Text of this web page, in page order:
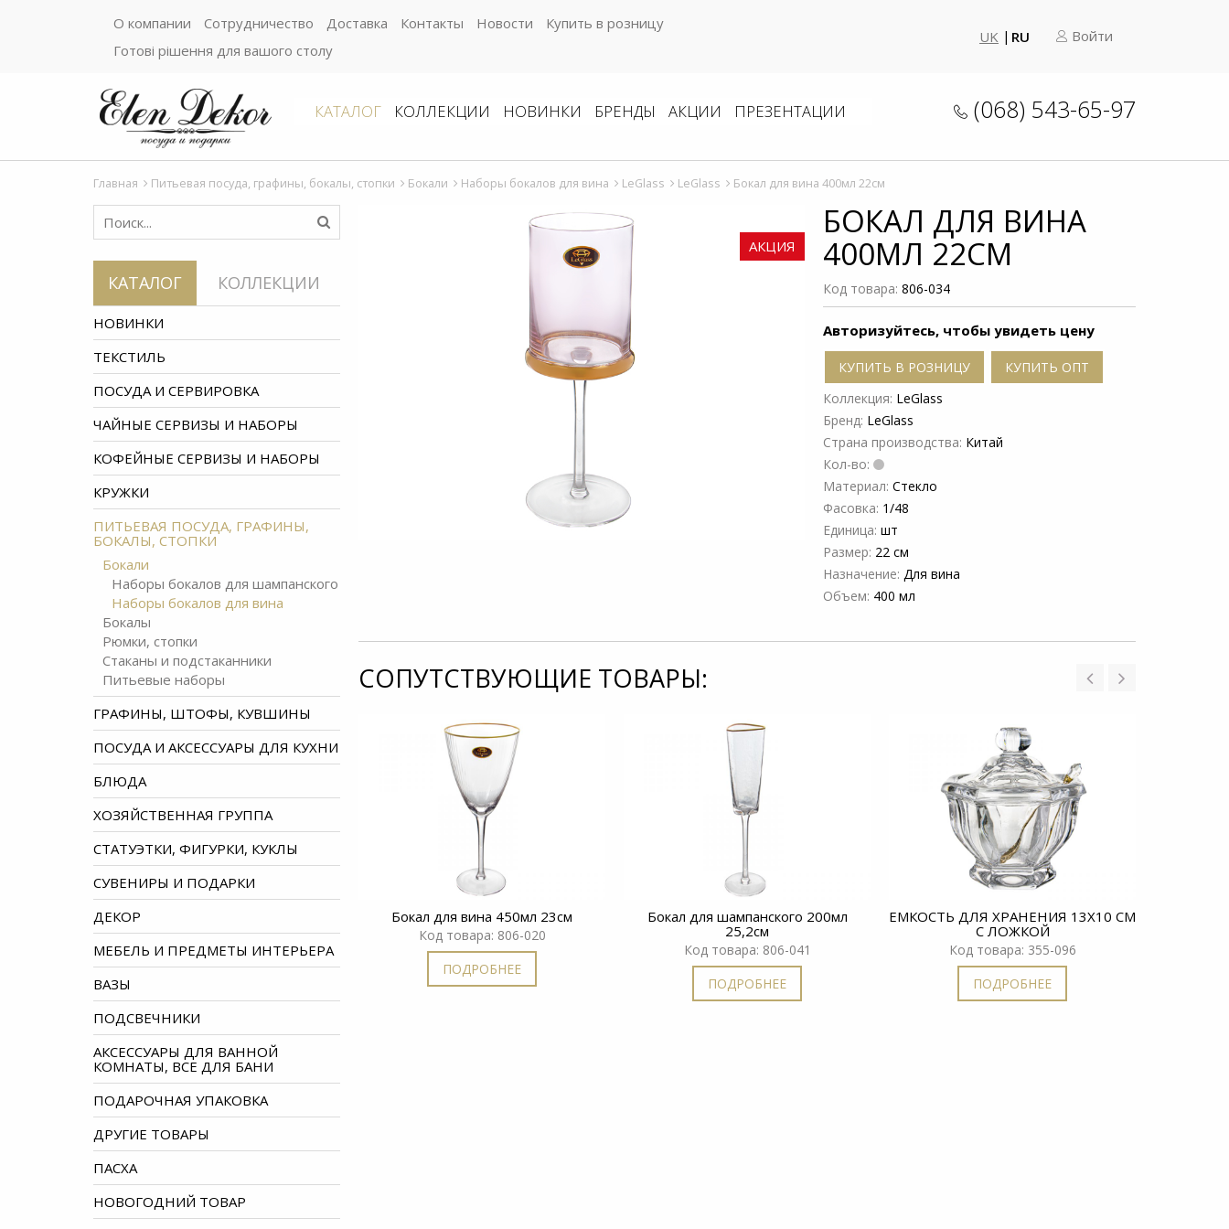
О компании Сотрудничество Доставка Контакты Новости
Купить в розницу
Готові рішення для вашого столу
UK RU Войти
КАТАЛОГ КОЛЛЕКЦИИ НОВИНКИ БРЕНДЫ АКЦИИ ПРЕЗЕНТАЦИИ (068) 543-65-97
Главная Питьевая посуда, графины, бокалы, стопки Бокали Наборы бокалов для вина LeGlass LeGlass Бокал для вина 400мл 22см
КАТАЛОГ КОЛЛЕКЦИИ
НОВИНКИ
ТЕКСТИЛЬ
ПОСУДА И СЕРВИРОВКА
ЧАЙНЫЕ СЕРВИЗЫ И НАБОРЫ
КОФЕЙНЫЕ СЕРВИЗЫ И НАБОРЫ
КРУЖКИ
ПИТЬЕВАЯ ПОСУДА, ГРАФИНЫ,
БОКАЛЫ, СТОПКИ
Бокали
Наборы бокалов для шампанского
Наборы бокалов для вина
Бокалы
Рюмки, стопки
Стаканы и подстаканники
Питьевые наборы
ГРАФИНЫ, ШТОФЫ, КУВШИНЫ
ПОСУДА И АКСЕССУАРЫ ДЛЯ КУХНИ
БЛЮДА
ХОЗЯЙСТВЕННАЯ ГРУППА
СТАТУЭТКИ, ФИГУРКИ, КУКЛЫ
СУВЕНИРЫ И ПОДАРКИ
ДЕКОР
МЕБЕЛЬ И ПРЕДМЕТЫ ИНТЕРЬЕРА
ВАЗЫ
ПОДСВЕЧНИКИ
АКСЕССУАРЫ ДЛЯ ВАННОЙ
КОМНАТЫ, ВСЕ ДЛЯ БАНИ
ПОДАРОЧНАЯ УПАКОВКА
ДРУГИЕ ТОВАРЫ
ПАСХА
НОВОГОДНИЙ ТОВАР
АКЦИЯ
БОКАЛ ДЛЯ ВИНА
400МЛ 22СМ
Код товара: 806-034
Авторизуйтесь, чтобы увидеть цену
КУПИТЬ В РОЗНИЦУ
КУПИТЬ ОПТ
Коллекция: LeGlass
Бренд: LeGlass
Страна производства: Китай
Кол-во:
Материал: Стекло
Фасовка: 1/48
Единица: шт
Размер: 22 см
Назначение: Для вина
Объем: 400 мл
СОПУТСТВУЮЩИЕ ТОВАРЫ:
Бокал для вина 450мл 23см
Код товара: 806-020
ПОДРОБНЕЕ
Бокал для шампанского 200мл
25,2см
Код товара: 806-041
ПОДРОБНЕЕ
ЕМКОСТЬ ДЛЯ ХРАНЕНИЯ 13Х10 СМ
С ЛОЖКОЙ
Код товара: 355-096
ПОДРОБНЕЕ